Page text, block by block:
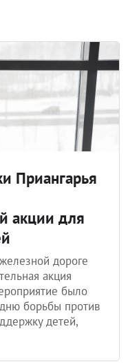
Приангарья
акции для
дороге
акция
было
борьбы против
детей,